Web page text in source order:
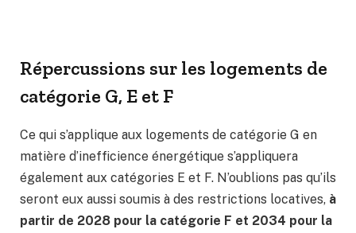
Répercussions sur les logements de
catégorie G, E et F
Ce qui s’applique aux logements de catégorie G en
matière d’inefficience énergétique s’appliquera
également aux catégories E et F. N’oublions pas qu’ils
seront eux aussi soumis à des restrictions locatives, à
partir de 2028 pour la catégorie F et 2034 pour la